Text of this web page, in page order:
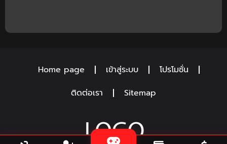
Home page เข้าสู่ระบบ
โปรโมชั่น
ติดต่อเรา
Sitemap